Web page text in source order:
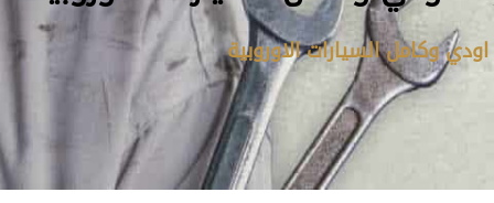
وكامل السيارات الاوروبية